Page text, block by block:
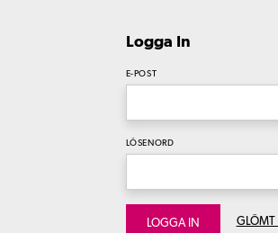
Logga In
E-POST
LÖSENORD
LOGGA IN GLÖMT